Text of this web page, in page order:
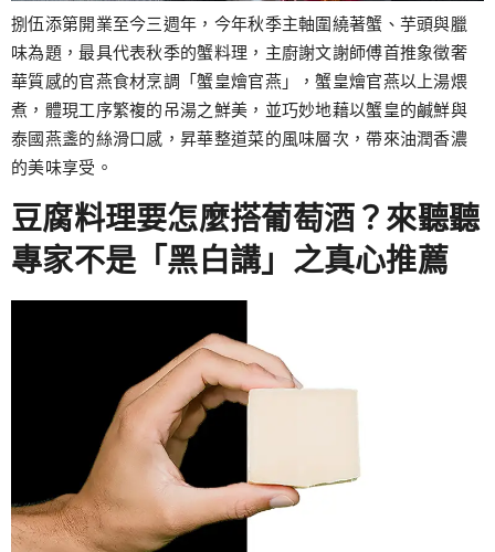
捌伍添第開業至今三週年，今年秋季主軸圍繞著蟹、芋頭與臘
味為題，最具代表秋季的蟹料理，主廚謝文謝師傅首推象徵奢
華質感的官燕食材烹調「蟹皇燴官燕」，蟹皇燴官燕以上湯煨
煮，體現工序繁複的吊湯之鮮美，並巧妙地藉以蟹皇的鹹鮮與
泰國燕盞的絲滑口感，昇華整道菜的風味層次，帶來油潤香濃
的美味享受。
豆腐料理要怎麼搭葡萄酒？來聽聽
專家不是「黑白講」之真心推薦